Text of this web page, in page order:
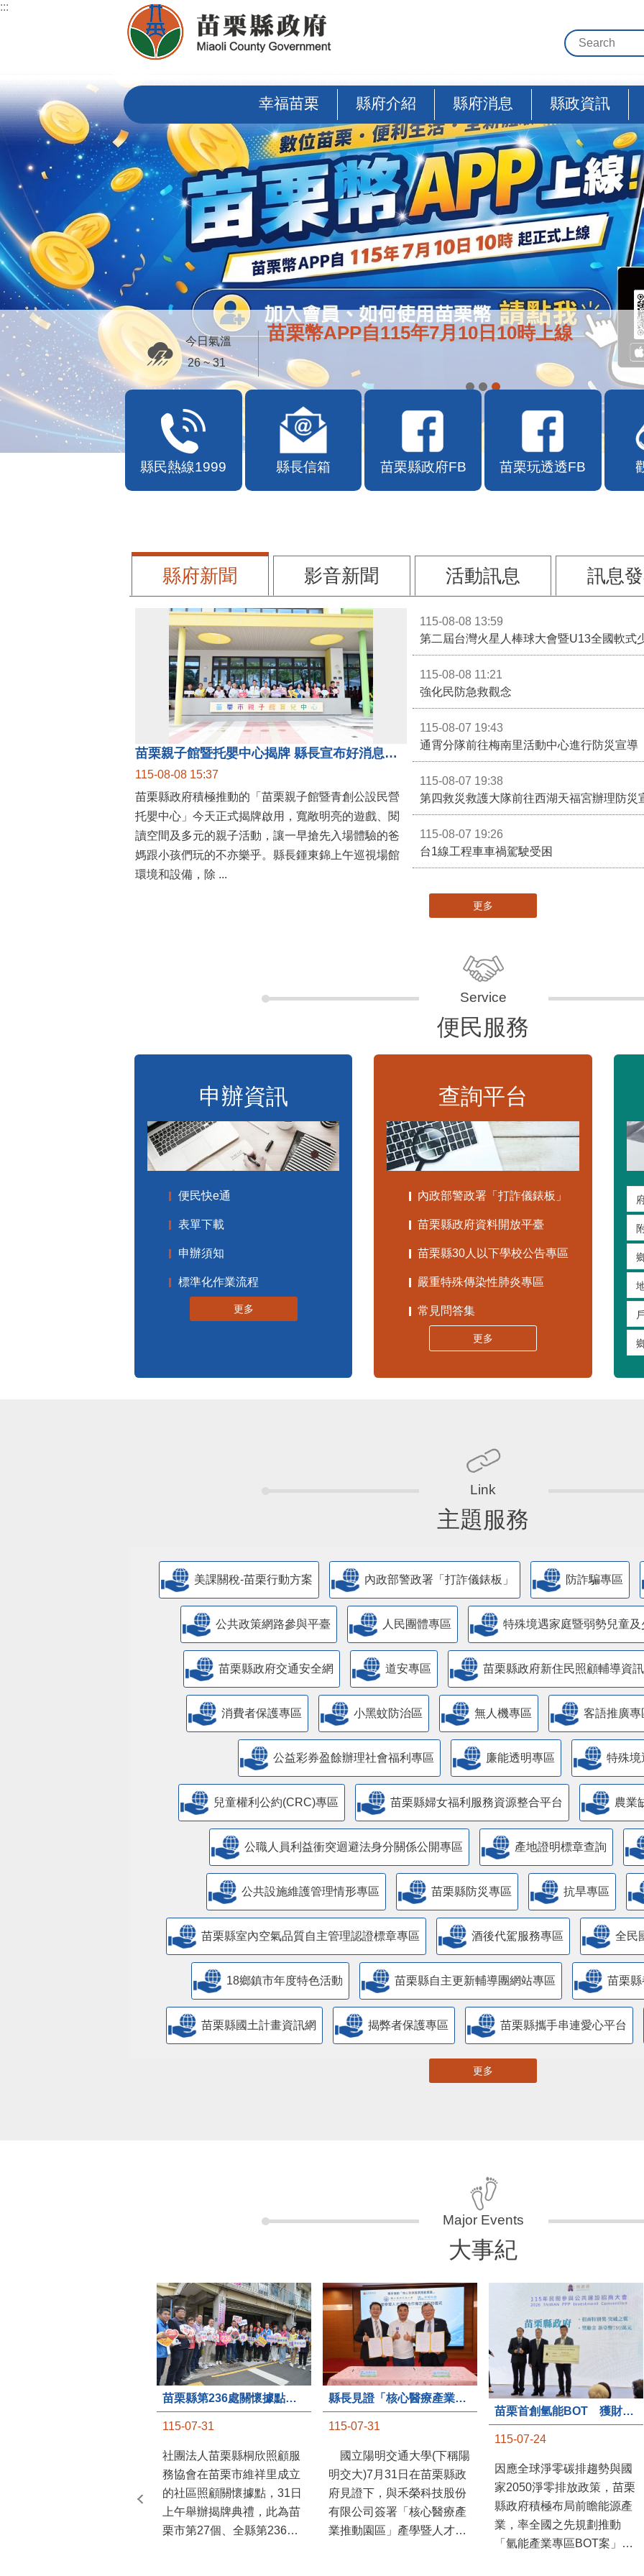
跳到主要內容區塊
:::
幸福苗栗 縣府介紹 縣府消息 縣政資訊
苗栗幣APP自115年7月10日10時上線
今日氣溫
26 ~ 31
縣民熱線1999 縣長信箱 苗栗縣政府FB 苗栗玩透透FB
縣府新聞 影音新聞 活動訊息 訊息
苗栗親子館暨托嬰中心揭牌 縣長宣布好消息：9月1日起調降臨時托嬰費用
115-08-08 15:37
苗栗縣政府積極推動的「苗栗親子館暨青創公設民營
托嬰中心」今天正式揭牌啟用，寬敞明亮的遊戲、閱
讀空間及多元的親子活動，讓一早搶先入場體驗的爸
媽跟小孩們玩的不亦樂乎。縣長鍾東錦上午巡視場館
環境和設備，除 ...
115-08-08 13:59
第二屆台灣火星人棒球大會暨U13全國軟式
115-08-08 11:21
強化民防急救觀念
115-08-07 19:43
通霄分隊前往梅南里活動中心進行防災宣導
115-08-07 19:38
第四救災救護大隊前往西湖天福宮辦理防災
115-08-07 19:26
台1線工程車車禍駕駛受困
更多
便民服務
申辦資訊
便民快e通
表單下載
申辦須知
標準化作業流程
更多
查詢平台
內政部警政署「打詐儀錶板」
苗栗縣政府資料開放平臺
苗栗縣30人以下學校公告專區
嚴重特殊傳染性肺炎專區
常見問答集
更多
主題服務
美課關稅-苗栗行動方案 內政部警政署「打詐儀錶板」 防詐騙專區
公共政策網路參與平臺 人民團體專區 特殊境遇家庭暨弱勢兒童
苗栗縣政府交通安全網 道安專區 苗栗縣政府新住民照顧輔導資
消費者保護專區 小黑蚊防治區 無人機專區 客語推廣專
公益彩券盈餘辦理社會福利專區 廉能透明專區 特殊境
兒童權利公約(CRC)專區 苗栗縣婦女福利服務資源整合平台 農業
公職人員利益衝突迴避法身分關係公開專區 產地證明標章查詢
​公共設施維護管理情形專區 苗栗縣防災專區 抗旱專區
苗栗縣室內空氣品質自主管理認證標章專區 酒後代駕服務專區 全民
18鄉鎮市年度特色活動 苗栗縣自主更新輔導團網站專區 苗栗
苗栗縣國土計畫資訊網 揭弊者保護專區 苗栗縣攜手串連愛心平台
更多
大事紀
苗栗縣第236處關懷據點在苗栗市維祥里揭牌
115-07-31
社團法人苗栗縣桐欣照顧服
務協會在苗栗市維祥里成立
的社區照顧關懷據點，31日
上午舉辦揭牌典禮，此為苗
栗市第27個、全縣第236處
縣長見證「核心醫療產業推動園區」產學合作簽約儀式
115-07-31
國立陽明交通大學(下稱陽
明交大)7月31日在苗栗縣政
府見證下，與禾榮科技股份
有限公司簽署「核心醫療產
業推動園區」產學暨人才培
苗栗首創氫能BOT 獲財政部「突破之翼」肯定
115-07-24
因應全球淨零碳排趨勢與國
家2050淨零排放政策，苗栗
縣政府積極布局前瞻能源產
業，率全國之先規劃推動
「氫能產業專區BOT案」，